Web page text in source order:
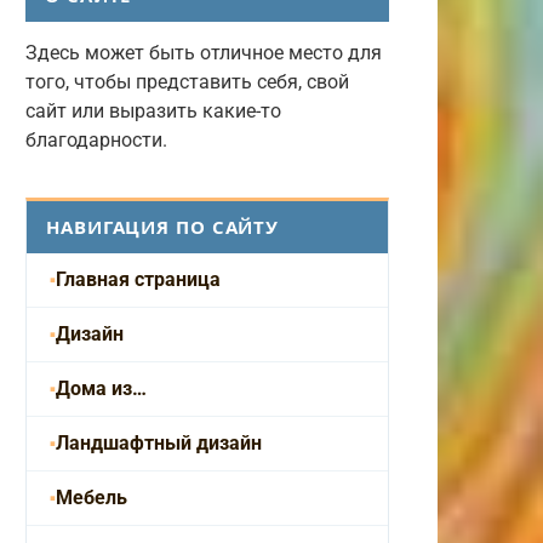
Здесь может быть отличное место для
того, чтобы представить себя, свой
сайт или выразить какие-то
благодарности.
НАВИГАЦИЯ ПО САЙТУ
Главная страница
Дизайн
Дома из…
Ландшафтный дизайн
Мебель